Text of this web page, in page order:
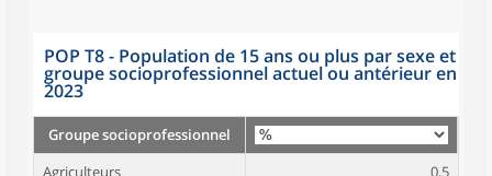
POP T8 - Population de 15 ans ou plus par sexe et
groupe socioprofessionnel actuel ou antérieur en
2023
Groupe socioprofessionnel
Agriculteurs
0,5